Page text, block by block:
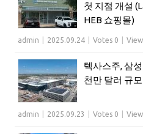
첫 지점 개설
HEB 쇼핑몰)
admin 2025.09.24 Votes 0
텍사스주, 삼
천만 달러 규
admin 2025.09.23 Votes 0